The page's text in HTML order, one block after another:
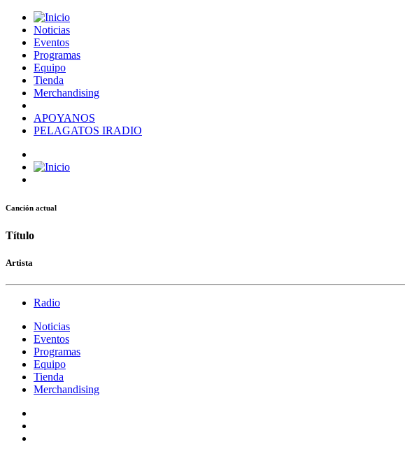
Noticias
Eventos
Programas
Equipo
Tienda
Merchandising
APOYANOS
PELAGATOS IRADIO
Canción actual
Título
Artista
Radio
Noticias
Eventos
Programas
Equipo
Tienda
Merchandising